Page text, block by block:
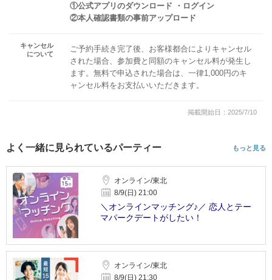
①公式アプリのダウンロード ・ログイン
②本人確認書類の事前アップロード
キャンセル
について
ご予約手続き完了後、お客様都合によりキャンセル
された場合、参加費と同額のキャンセル料が発生し
ます。無料で申込された場合は、一律1,000円のキ
ャンセル料をお支払いいただきます。
掲載開始日：2025/7/10
よく一緒に見られているパーティー もっと見る
オンライン/東北
8/9(日) 21:00
＼オンラインマッチング♪／ 恋人とテー
マパークデートがしたい！
オンライン/東北
8/9(日) 21:30